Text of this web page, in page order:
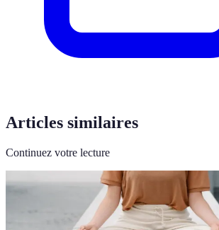
Articles similaires
Continuez votre lecture